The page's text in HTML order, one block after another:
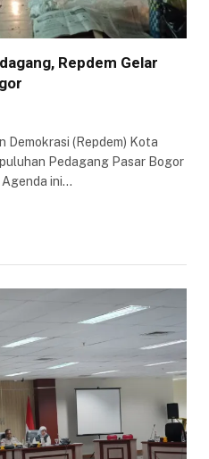
Repdem Gelar
Demokrasi (Repdem) Kota
Pedagang Pasar Bogor
Agenda ini…